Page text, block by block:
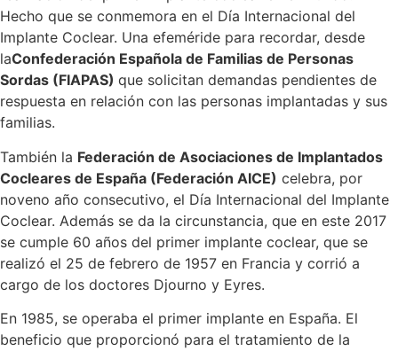
Hecho que se conmemora en el Día Internacional del
Implante Coclear. Una efeméride para recordar, desde
laConfederación Española de Familias de Personas
Sordas (FIAPAS) que solicitan demandas pendientes de
respuesta en relación con las personas implantadas y sus
familias.
También la Federación de Asociaciones de Implantados
Cocleares de España (Federación AICE) celebra, por
noveno año consecutivo, el Día Internacional del Implante
Coclear. Además se da la circunstancia, que en este 2017
se cumple 60 años del primer implante coclear, que se
realizó el 25 de febrero de 1957 en Francia y corrió a
cargo de los doctores Djourno y Eyres.
En 1985, se operaba el primer implante en España. El
beneficio que proporcionó para el tratamiento de la